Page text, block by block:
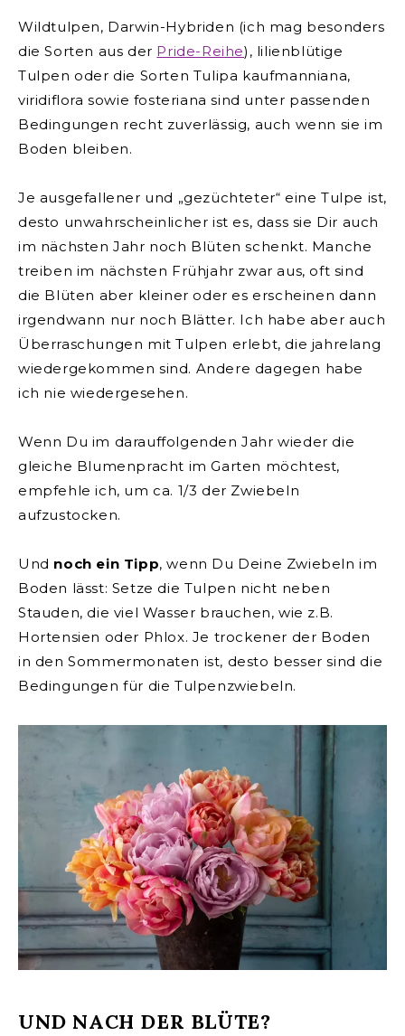
Wildtulpen, Darwin-Hybriden (ich mag besonders
die Sorten aus der Pride-Reihe), lilienblütige
Tulpen oder die Sorten Tulipa kaufmanniana,
viridiflora sowie fosteriana sind unter passenden
Bedingungen recht zuverlässig, auch wenn sie im
Boden bleiben.
Je ausgefallener und „gezüchteter“ eine Tulpe ist,
desto unwahrscheinlicher ist es, dass sie Dir auch
im nächsten Jahr noch Blüten schenkt. Manche
treiben im nächsten Frühjahr zwar aus, oft sind
die Blüten aber kleiner oder es erscheinen dann
irgendwann nur noch Blätter. Ich habe aber auch
Überraschungen mit Tulpen erlebt, die jahrelang
wiedergekommen sind. Andere dagegen habe
ich nie wiedergesehen.
Wenn Du im darauffolgenden Jahr wieder die
gleiche Blumenpracht im Garten möchtest,
empfehle ich, um ca. 1/3 der Zwiebeln
aufzustocken.
Und noch ein Tipp, wenn Du Deine Zwiebeln im
Boden lässt: Setze die Tulpen nicht neben
Stauden, die viel Wasser brauchen, wie z.B.
Hortensien oder Phlox. Je trockener der Boden
in den Sommermonaten ist, desto besser sind die
Bedingungen für die Tulpenzwiebeln.
UND NACH DER BLÜTE?